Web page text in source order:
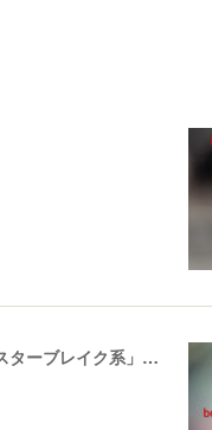
飛び石ひび割れ 施工例「近距離２箇所・パーシャル系+スターブレイク系」ハイエース